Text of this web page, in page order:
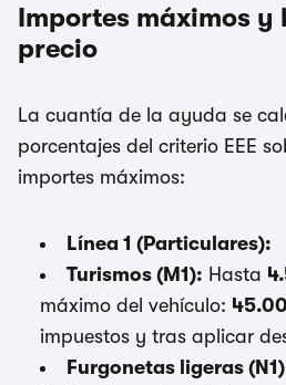
Importes máximos y
precio
La cuantía de la ayuda se
porcentajes del criterio EEE
importes máximos:
Línea 1 (Particulares):
Turismos (M1): Hasta
máximo del vehículo:
impuestos y tras aplicar
Furgonetas ligeras